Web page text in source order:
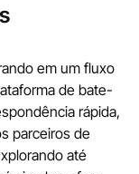
em um fluxo
de bate-
rápida,
parceiros de
até